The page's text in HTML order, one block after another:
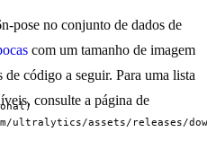
ultralytics/assets/releases/
pose no conjunto de dados de
com um tamanho de imagem
código a seguir. Para uma lista
consulte a página de